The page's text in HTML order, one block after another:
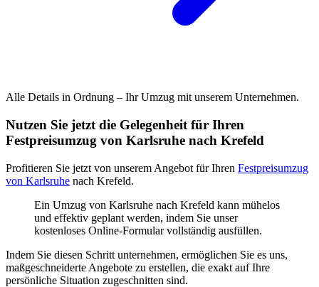
Alle Details in Ordnung – Ihr Umzug mit unserem Unternehmen.
Nutzen Sie jetzt die Gelegenheit für Ihren
Festpreisumzug von Karlsruhe nach Krefeld
Profitieren Sie jetzt von unserem Angebot für Ihren Festpreisumzug
von Karlsruhe nach Krefeld.
Ein Umzug von Karlsruhe nach Krefeld kann mühelos
und effektiv geplant werden, indem Sie unser
kostenloses Online-Formular vollständig ausfüllen.
Indem Sie diesen Schritt unternehmen, ermöglichen Sie es uns,
maßgeschneiderte Angebote zu erstellen, die exakt auf Ihre
persönliche Situation zugeschnitten sind.